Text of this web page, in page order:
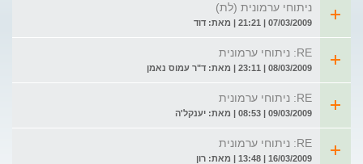
ניתוחי ערמונית (לת)
07/03/2009 | 21:21 | מאת: דוד
RE: ניתוחי ערמונית
08/03/2009 | 23:11 | מאת: ד"ר עמוס נאמן
RE: ניתוחי ערמונית
09/03/2009 | 08:53 | מאת: יענקל'ה
RE: ניתוחי ערמונית
16/03/2009 | 13:48 | מאת: רון